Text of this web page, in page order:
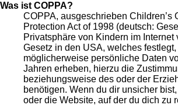
Was ist COPPA?
COPPA, ausgeschrieben Children’s
Protection Act of 1998 (deutsch:
Privatsphäre von Kindern im Internet
Gesetz in den USA, welches
möglicherweise persönliche Daten
Jahren erheben, hierzu die
beziehungsweise des oder der
benötigen. Wenn du dir unsicher
oder die Website, auf der du dich zu